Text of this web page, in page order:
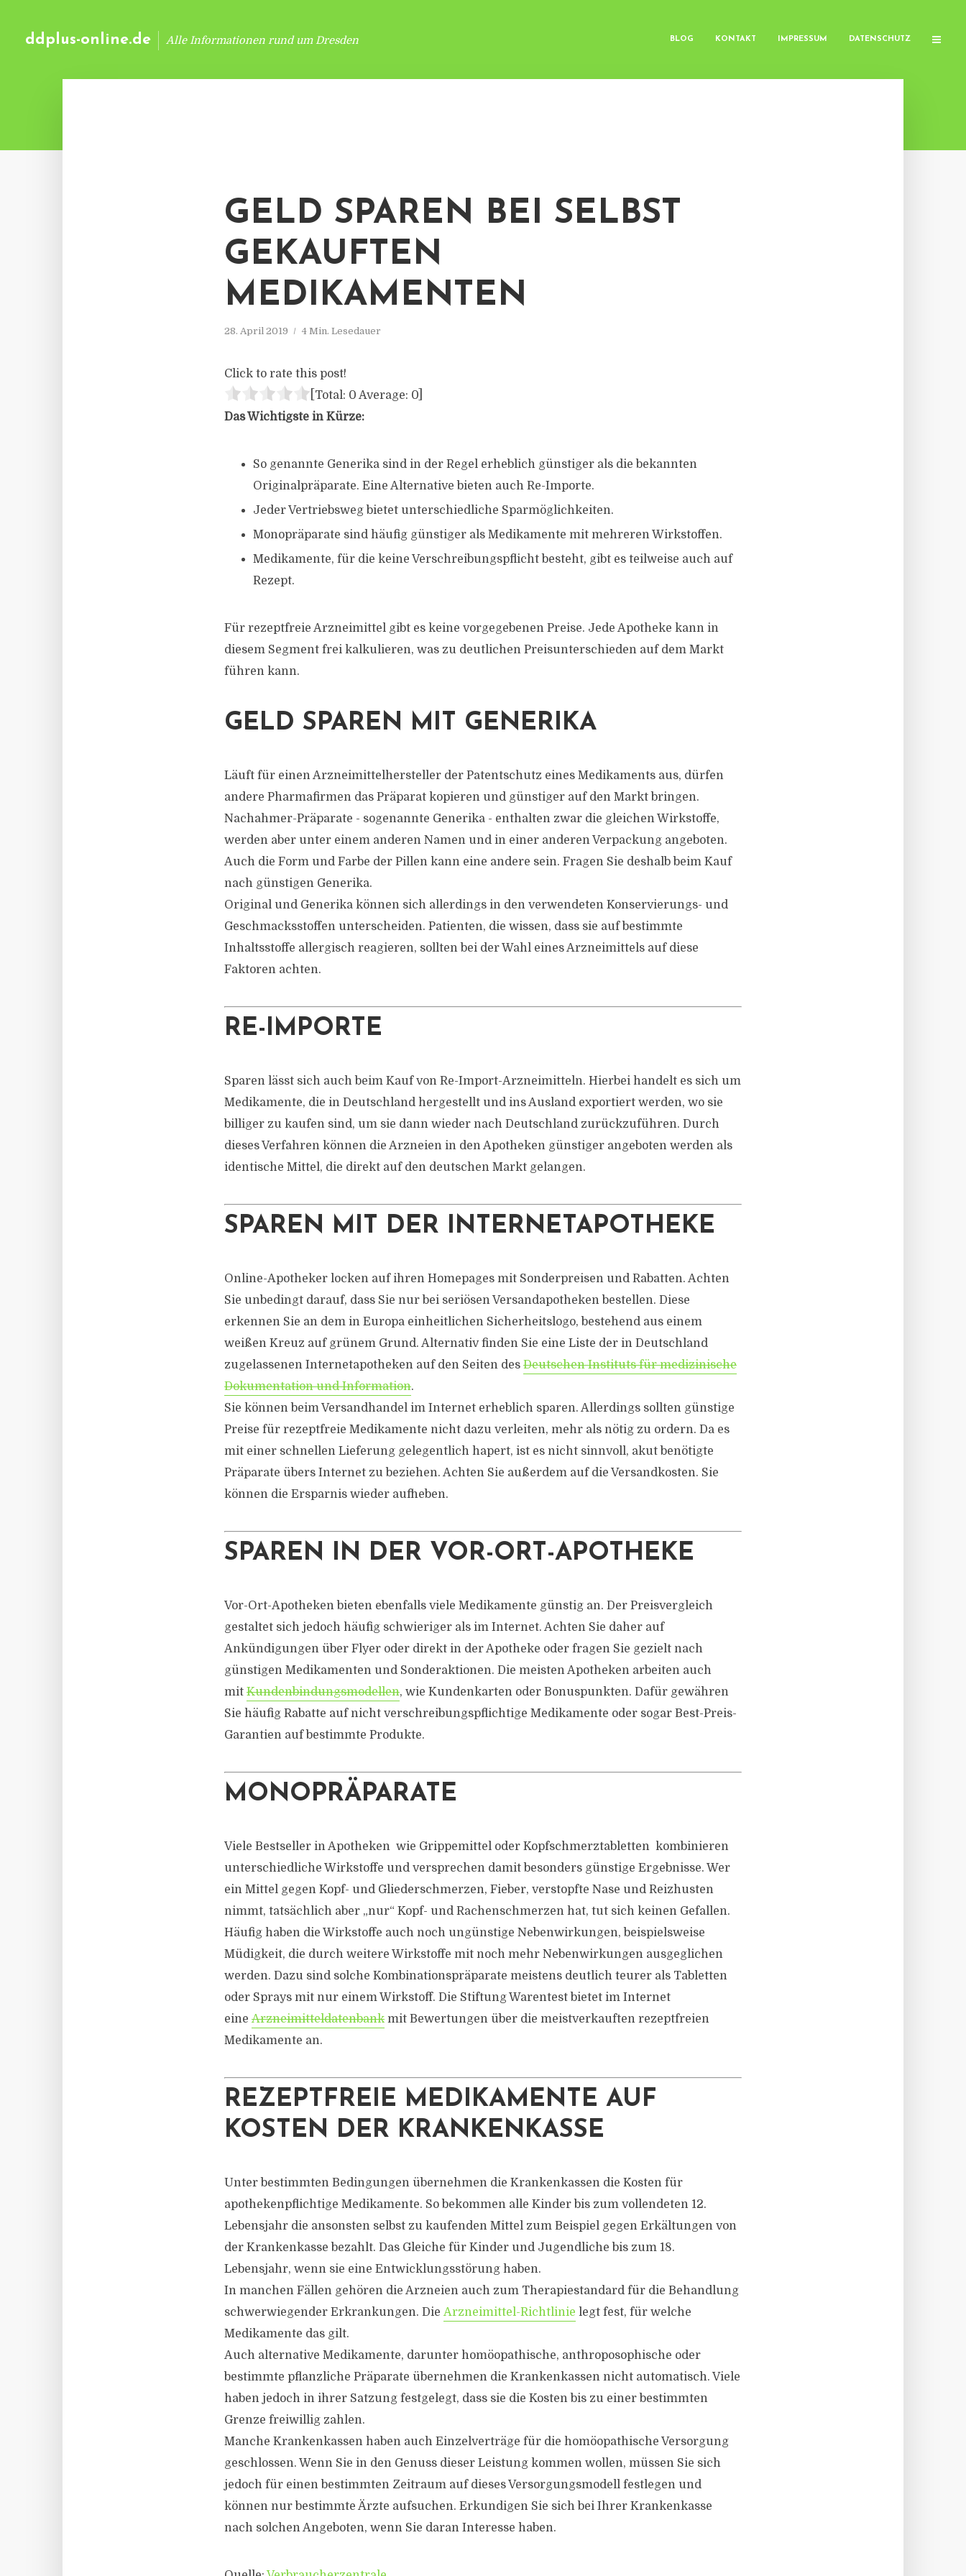
ddplus-online.de Alle Informationen rund um Dresden BLOG KONTAKT IMPRESSUM DATENSCHUTZ
GELD SPAREN BEI SELBST
GEKAUFTEN
MEDIKAMENTEN
28. April 2019 4 Min. Lesedauer
Click to rate this post!
[Total: 0 Average: 0
Das Wichtigste in Kürze:
So genannte Generika sind in der Regel erheblich günstiger als die bekannten
Originalpräparate. Eine Alternative bieten auch Re-Importe.
Jeder Vertriebsweg bietet unterschiedliche Sparmöglichkeiten.
Monopräparate sind häufig günstiger als Medikamente mit mehreren Wirkstoffen.
Medikamente, für die keine Verschreibungspflicht besteht, gibt es teilweise auch auf
Rezept.
Für rezeptfreie Arzneimittel gibt es keine vorgegebenen Preise. Jede Apotheke kann in
diesem Segment frei kalkulieren, was zu deutlichen Preisunterschieden auf dem Markt
führen kann.
GELD SPAREN MIT GENERIKA
Läuft für einen Arzneimittelhersteller der Patentschutz eines Medikaments aus, dürfen
andere Pharmafirmen das Präparat kopieren und günstiger auf den Markt bringen.
Nachahmer-Präparate - sogenannte Generika - enthalten zwar die gleichen Wirkstoffe,
werden aber unter einem anderen Namen und in einer anderen Verpackung angeboten.
Auch die Form und Farbe der Pillen kann eine andere sein. Fragen Sie deshalb beim Kauf
nach günstigen Generika.
Original und Generika können sich allerdings in den verwendeten Konservierungs- und
Geschmacksstoffen unterscheiden. Patienten, die wissen, dass sie auf bestimmte
Inhaltsstoffe allergisch reagieren, sollten bei der Wahl eines Arzneimittels auf diese
Faktoren achten.
RE-IMPORTE
Sparen lässt sich auch beim Kauf von Re-Import-Arzneimitteln. Hierbei handelt es sich um
Medikamente, die in Deutschland hergestellt und ins Ausland exportiert werden, wo sie
billiger zu kaufen sind, um sie dann wieder nach Deutschland zurückzuführen. Durch
dieses Verfahren können die Arzneien in den Apotheken günstiger angeboten werden als
identische Mittel, die direkt auf den deutschen Markt gelangen.
SPAREN MIT DER INTERNETAPOTHEKE
Online-Apotheker locken auf ihren Homepages mit Sonderpreisen und Rabatten. Achten
Sie unbedingt darauf, dass Sie nur bei seriösen Versandapotheken bestellen. Diese
erkennen Sie an dem in Europa einheitlichen Sicherheitslogo, bestehend aus einem
weißen Kreuz auf grünem Grund. Alternativ finden Sie eine Liste der in Deutschland
zugelassenen Internetapotheken auf den Seiten des Deutschen Instituts für medizinische
Dokumentation und Information.
Sie können beim Versandhandel im Internet erheblich sparen. Allerdings sollten günstige
Preise für rezeptfreie Medikamente nicht dazu verleiten, mehr als nötig zu ordern. Da es
mit einer schnellen Lieferung gelegentlich hapert, ist es nicht sinnvoll, akut benötigte
Präparate übers Internet zu beziehen. Achten Sie außerdem auf die Versandkosten. Sie
können die Ersparnis wieder aufheben.
SPAREN IN DER VOR-ORT-APOTHEKE
Vor-Ort-Apotheken bieten ebenfalls viele Medikamente günstig an. Der Preisvergleich
gestaltet sich jedoch häufig schwieriger als im Internet. Achten Sie daher auf
Ankündigungen über Flyer oder direkt in der Apotheke oder fragen Sie gezielt nach
günstigen Medikamenten und Sonderaktionen. Die meisten Apotheken arbeiten auch
mit Kundenbindungsmodellen, wie Kundenkarten oder Bonuspunkten. Dafür gewähren
Sie häufig Rabatte auf nicht verschreibungspflichtige Medikamente oder sogar Best-Preis-
Garantien auf bestimmte Produkte.
MONOPRÄPARATE
Viele Bestseller in Apotheken  wie Grippemittel oder Kopfschmerztabletten  kombinieren
unterschiedliche Wirkstoffe und versprechen damit besonders günstige Ergebnisse. Wer
ein Mittel gegen Kopf- und Gliederschmerzen, Fieber, verstopfte Nase und Reizhusten
nimmt, tatsächlich aber „nur“ Kopf- und Rachenschmerzen hat, tut sich keinen Gefallen.
Häufig haben die Wirkstoffe auch noch ungünstige Nebenwirkungen, beispielsweise
Müdigkeit, die durch weitere Wirkstoffe mit noch mehr Nebenwirkungen ausgeglichen
werden. Dazu sind solche Kombinationspräparate meistens deutlich teurer als Tabletten
oder Sprays mit nur einem Wirkstoff. Die Stiftung Warentest bietet im Internet
eine Arzneimitteldatenbank mit Bewertungen über die meistverkauften rezeptfreien
Medikamente an.
REZEPTFREIE MEDIKAMENTE AUF
KOSTEN DER KRANKENKASSE
Unter bestimmten Bedingungen übernehmen die Krankenkassen die Kosten für
apothekenpflichtige Medikamente. So bekommen alle Kinder bis zum vollendeten 12.
Lebensjahr die ansonsten selbst zu kaufenden Mittel zum Beispiel gegen Erkältungen von
der Krankenkasse bezahlt. Das Gleiche für Kinder und Jugendliche bis zum 18.
Lebensjahr, wenn sie eine Entwicklungsstörung haben.
In manchen Fällen gehören die Arzneien auch zum Therapiestandard für die Behandlung
schwerwiegender Erkrankungen. Die Arzneimittel-Richtlinie legt fest, für welche
Medikamente das gilt.
Auch alternative Medikamente, darunter homöopathische, anthroposophische oder
bestimmte pflanzliche Präparate übernehmen die Krankenkassen nicht automatisch. Viele
haben jedoch in ihrer Satzung festgelegt, dass sie die Kosten bis zu einer bestimmten
Grenze freiwillig zahlen.
Manche Krankenkassen haben auch Einzelverträge für die homöopathische Versorgung
geschlossen. Wenn Sie in den Genuss dieser Leistung kommen wollen, müssen Sie sich
jedoch für einen bestimmten Zeitraum auf dieses Versorgungsmodell festlegen und
können nur bestimmte Ärzte aufsuchen. Erkundigen Sie sich bei Ihrer Krankenkasse
nach solchen Angeboten, wenn Sie daran Interesse haben.